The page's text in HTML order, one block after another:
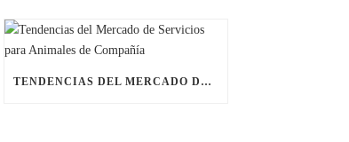
TENDENCIAS DEL MERCADO DE SERVICIOS PARA ANIMALES DE COMPAÑÍA